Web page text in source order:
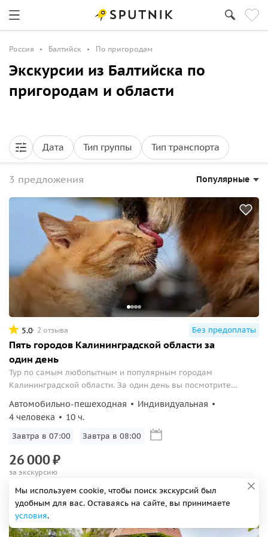
Россия Балтийск По пригородам
Экскурсии из Балтийска по
пригородам и области
Дата Тип группы Тип транспорта
3 предложения Популярные
5.0 2 отзыва Без предоплаты
Пять городов Калининградской области за
один день
Тур по самым любопытным и популярным городам
Калининградской области. За один день вы посмотрите
Зеленоградск!
Автомобильно-пешеходная
Индивидуальная
4 человека
10 ч.
Завтра в 07:00 Завтра в 08:00
26000₽
за экскурсию
Из Калининграда
Мы используем cookie, чтобы поиск экскурсий был
удобным для вас. Оставаясь на сайте, вы принимаете
условия.